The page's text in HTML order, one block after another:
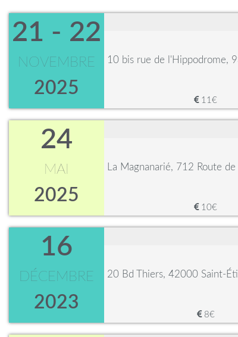
21 - 22
NOVEMBRE
2025
10 bis rue de l'Hippodrome,
11€
24
MAI
2025
La Magnanarié, 712 Route
10€
16
DÉCEMBRE
2023
20 Bd Thiers, 42000 Saint-
8€